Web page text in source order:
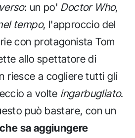
: un po' Doctor Who,
tempo, l'approccio del
con protagonista Tom
allo spettatore di
riesce a cogliere tutti gli
a volte ingarbugliato.
può bastare, con un
sa aggiungere